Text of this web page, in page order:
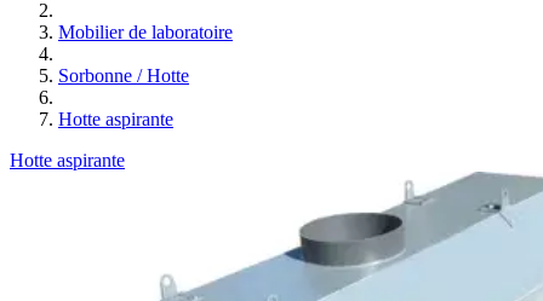
Mobilier de laboratoire
Sorbonne / Hotte
Hotte aspirante
Hotte aspirante